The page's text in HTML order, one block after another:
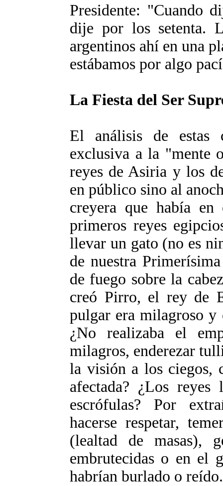
Presidente: "Cuando
dije por los setenta.
argentinos ahí en una
estábamos por algo
La Fiesta del Ser
El análisis de estas
exclusiva a la "mente
reyes de Asiria y los
en público sino al
creyera que había en
primeros reyes
llevar un gato (no es
de nuestra
de fuego sobre la
creó Pirro, el rey de
pulgar era milagroso y
¿No realizaba el
milagros, enderezar
la visión a los ciegos,
afectada? ¿Los
escrófulas? Por
hacerse respetar,
(lealtad de masas),
embrutecidas o en el
habrían burlado o reído.